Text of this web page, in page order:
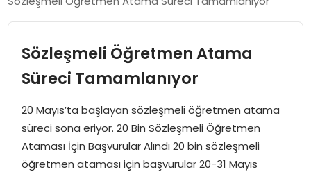
YAŞAM
GÜNCEL
SAĞLIK
EĞITIM
SPOR
Sözleşmeli Öğretmen Atama
Süreci Tamamlanıyor
20 Mayıs’ta başlayan sözleşmeli öğretmen atama
süreci sona eriyor. 20 Bin Sözleşmeli Öğretmen
Ataması İçin Başvurular Alındı 20 bin sözleşmeli
öğretmen ataması için başvurular 20-31 Mayıs